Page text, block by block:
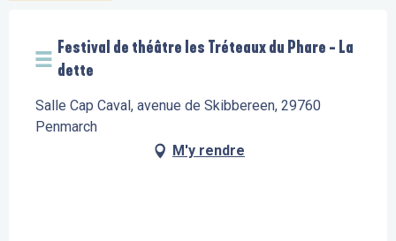
Festival de théâtre les Tréteaux du Phare - La
dette
Salle Cap Caval, avenue de Skibbereen, 29760
Penmarch
M'y rendre